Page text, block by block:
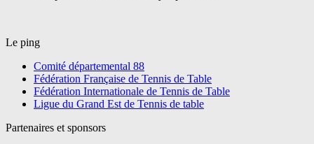
Le ping
Comité départemental 88
Fédération Française de Tennis de Table
Fédération Internationale de Tennis de Table
Ligue du Grand Est de Tennis de table
Partenaires et sponsors